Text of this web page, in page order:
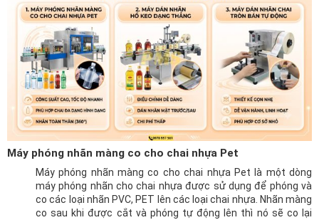
Máy phóng nhãn màng co cho chai nhựa Pet
Máy phóng nhãn màng co cho chai nhựa Pet là một dòng
máy phóng nhãn cho chai nhựa được sử dụng để phóng và
co các loại nhãn PVC, PET lên các loại chai nhựa. Nhãn màng
co sau khi được cắt và phóng tự động lên thì nó sẽ co lại